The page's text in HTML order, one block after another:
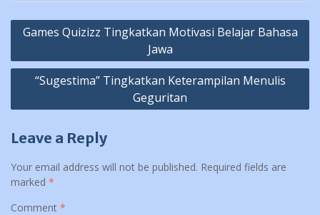
Post
navigation
Games Quizizz Tingkatkan Motivasi Belajar Bahasa
Jawa
“Sugestima” Tingkatkan Keterampilan Menulis
Geguritan
Leave a Reply
Your email address will not be published. Required fields are
marked *
Comment *